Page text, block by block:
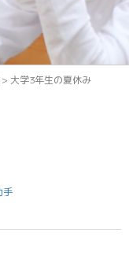
> 大学3年生の夏休み
手